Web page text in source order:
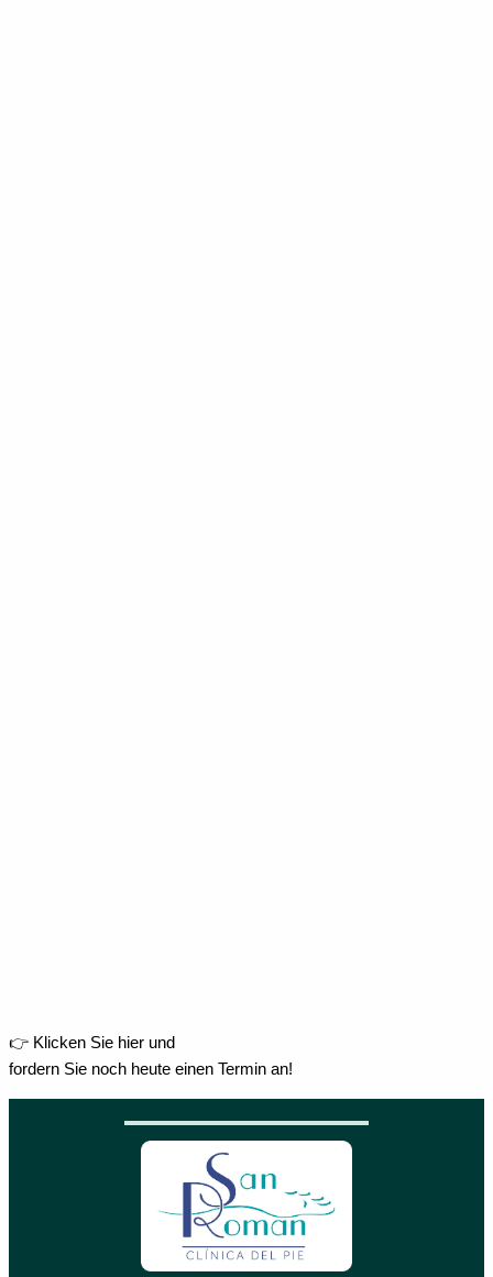
👉 Klicken Sie hier und
fordern Sie noch heute einen Termin an!